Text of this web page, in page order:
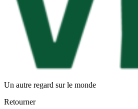
Un autre regard sur le monde
Retourner